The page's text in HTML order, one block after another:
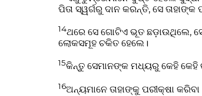
ପିତା ସ୍ୱର୍ଗରୁ ଦାନ କରନ୍ତି, ସେ
14ଥରେ ସେ ଗୋଟିଏ ଭୂତ ଛଡ଼ାଉଥିଲେ,
ଲୋକସମୂହ ଚକିତ ହେଲେ।
15କିନ୍ତୁ ସେମାନଙ୍କ ମଧ୍ୟରୁ କେହି କେହି
16ଅନ୍ୟମାନେ ତାହାଙ୍କୁ ପରୀକ୍ଷା